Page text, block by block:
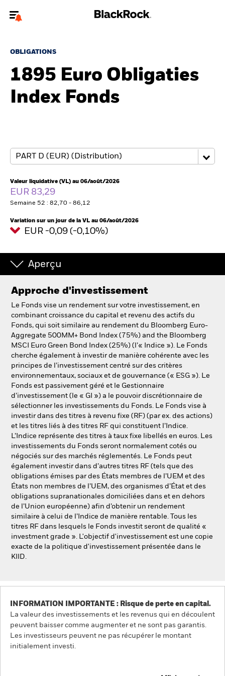
financiers.
jourvotre type d'utilisateur
A propos de BlackRock
Thèmes
ETFs & Fonds indiciels
Documents
Change location
NL FR
BlackRock
iShares
Aladdin
Notre société
OBLIGATIONS
1895 Euro Obligaties
Index Fonds
Valeur liquidative (VL) au 06/août/2026
EUR 83,29
Semaine 52 : 82,70 - 86,12
Variation sur un jour de la VL au 06/août/2026
EUR -0,09 (-0,10%)
Aperçu
Approche d'investissement
Le Fonds vise un rendement sur votre investissement, en
combinant croissance du capital et revenu des actifs du
Fonds, qui soit similaire au rendement du Bloomberg Euro-
Aggregate 500MM+ Bond Index (75%) and the Bloomberg
MSCI Euro Green Bond Index (25%) (l’« Indice »). Le Fonds
cherche également à investir de manière cohérente avec les
principes de l’investissement centré sur des critères
environnementaux, sociaux et de gouvernance (« ESG »). Le
Fonds est passivement géré et le Gestionnaire
d’investissement (le « GI ») a le pouvoir discrétionnaire de
sélectionner les investissements du Fonds. Le Fonds vise à
investir dans des titres à revenu fixe (RF) (par ex. des actions)
et les titres liés à des titres RF qui constituent l’Indice.
L’Indice représente des titres à taux fixe libellés en euros. Les
investissements du Fonds seront normalement cotés ou
négociés sur des marchés réglementés. Le Fonds peut
également investir dans d’autres titres RF (tels que des
obligations émises par des États membres de l’UEM et des
États non membres de l’UEM, des organismes d’État et des
obligations supranationales domiciliées dans et en dehors
de l’Union européenne) afin d’obtenir un rendement
similaire à celui de l’Indice de manière rentable. Tous les
titres RF dans lesquels le Fonds investit seront de qualité «
investment grade ». L'objectif d'investissement est une copie
exacte de la politique d'investissement présentée dans le
KIID.
INFORMATION IMPORTANTE : Risque de perte en capital.
La valeur des investissements et les revenus qui en découlent
peuvent baisser comme augmenter et ne sont pas garantis.
Les investisseurs peuvent ne pas récupérer le montant
initialement investi.